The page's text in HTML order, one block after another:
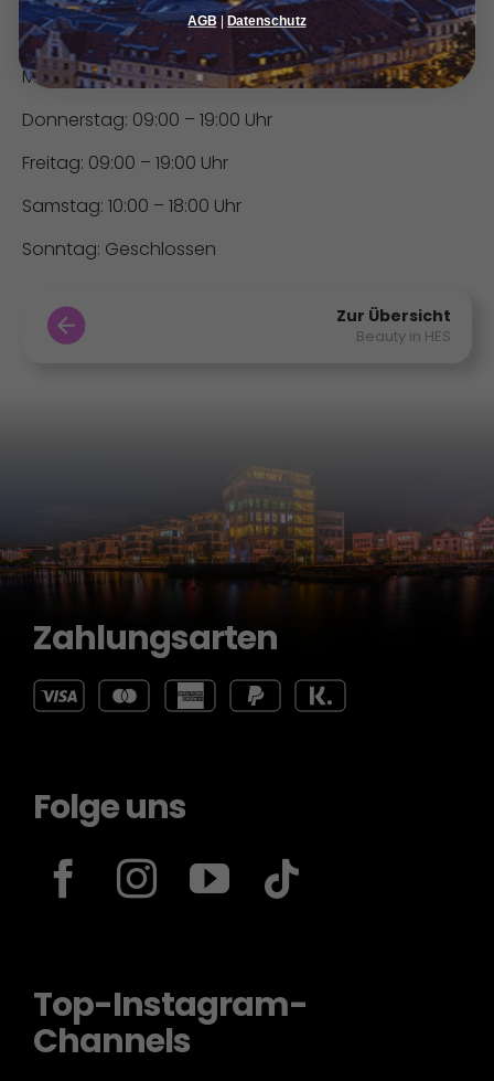
Dienstag: 09:00 – 19:00 Uhr
Mittwoch: 09:00 – 19:00 Uhr
Donnerstag: 09:00 – 19:00 Uhr
Freitag: 09:00 – 19:00 Uhr
Samstag: 10:00 – 18:00 Uhr
Sonntag: Geschlossen
Zur Übersicht
Beauty in HES
Zahlungsarten
Folge uns
Top-Instagram-
Channels
AGB| Datenschutz